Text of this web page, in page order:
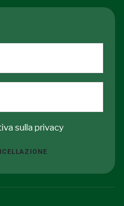
sulla privacy